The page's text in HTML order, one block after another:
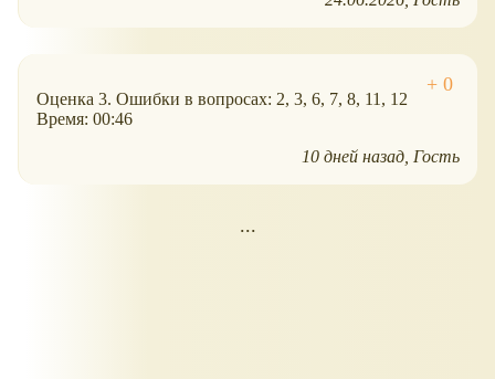
Оценка 3. Ошибки в вопросах: 2, 3, 6, 7, 8, 11, 12
Время: 00:46
10 дней назад Гость
...